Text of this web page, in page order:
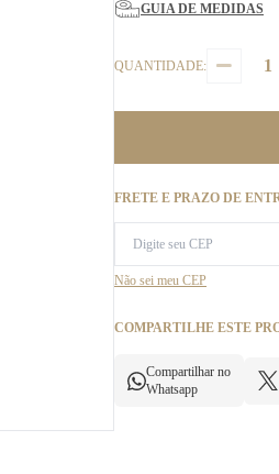
GUIA DE MEDIDAS
QUANTIDADE:
FRETE E PRAZO DE
Não sei meu CEP
COMPARTILHE ESTE
Compartilhar no
Whatsapp